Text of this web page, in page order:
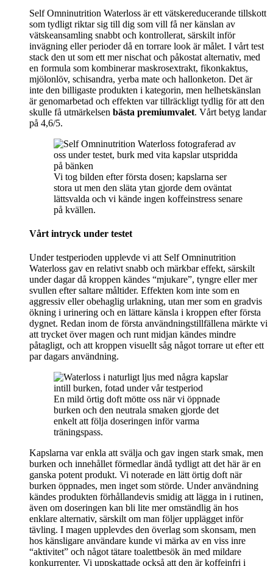
Self Omninutrition Waterloss är ett vätskereducerande tillskott
som tydligt riktar sig till dig som vill få ner känslan av
vätskeansamling snabbt och kontrollerat, särskilt inför
invägning eller perioder då en torrare look är målet. I vårt test
stack den ut som ett mer nischat och påkostat alternativ, med
en formula som kombinerar maskrosextrakt, fikonkaktus,
mjölonlöv, schisandra, yerba mate och hallonketon. Det är
inte den billigaste produkten i kategorin, men helhetskänslan
är genomarbetad och effekten var tillräckligt tydlig för att den
skulle få utmärkelsen bästa premiumvalet. Vårt betyg landar
på 4,6/5.
Vi tog bilden efter första dosen; kapslarna ser
stora ut men den släta ytan gjorde dem oväntat
lättsvalda och vi kände ingen koffeinstress senare
på kvällen.
Vårt intryck under testet
Under testperioden upplevde vi att Self Omninutrition
Waterloss gav en relativt snabb och märkbar effekt, särskilt
under dagar då kroppen kändes “mjukare”, tyngre eller mer
svullen efter saltare måltider. Effekten kom inte som en
aggressiv eller obehaglig urlakning, utan mer som en gradvis
ökning i urinering och en lättare känsla i kroppen efter första
dygnet. Redan inom de första användningstillfällena märkte vi
att trycket över magen och runt midjan kändes mindre
påtagligt, och att kroppen visuellt såg något torrare ut efter ett
par dagars användning.
En mild örtig doft mötte oss när vi öppnade
burken och den neutrala smaken gjorde det
enkelt att följa doseringen inför varma
träningspass.
Kapslarna var enkla att svälja och gav ingen stark smak, men
burken och innehållet förmedlar ändå tydligt att det här är en
ganska potent produkt. Vi noterade en lätt örtig doft när
burken öppnades, men inget som störde. Under användning
kändes produkten förhållandevis smidig att lägga in i rutinen,
även om doseringen kan bli lite mer omständlig än hos
enklare alternativ, särskilt om man följer upplägget inför
tävling. I magen upplevdes den överlag som skonsam, men
hos känsligare användare kunde vi märka av en viss inre
“aktivitet” och något tätare toalettbesök än med mildare
konkurrenter. Vi uppskattade också att den är koffeinfri i